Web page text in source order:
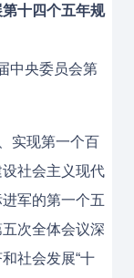
十四个五年规
中央委员会第
实现第一个百
社会主义现代
军的第一个五
次全体会议深
社会发展“十